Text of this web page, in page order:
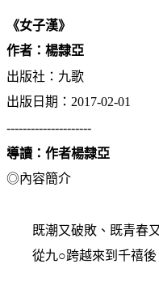
《女子漢》
作者：楊隸亞
出版社：九歌
出版日期：2017-02-01
---------------------
導讀：作者楊隸亞
◎內容簡介
既潮又破敗、既青春
從九○跨越來到千禧